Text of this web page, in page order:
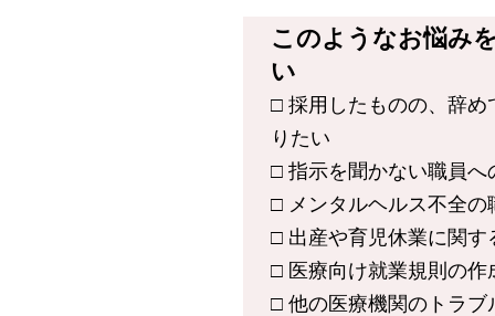
このようなお悩み
い
□ 採用したものの、辞
りたい
□ 指示を聞かない職員
□ メンタルヘルス不全
□ 出産や育児休業に関
□ 医療向け就業規則の
□ 他の医療機関のトラブ